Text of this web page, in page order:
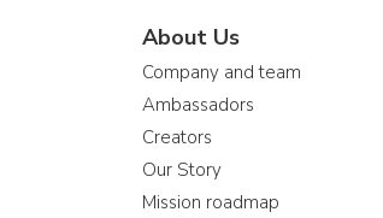
About Us
Company and team
Ambassadors
Creators
Our Story
Mission roadmap